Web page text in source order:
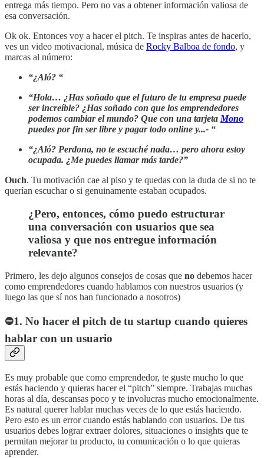
entrega más tiempo. Pero no vas a obtener información valiosa de
esa conversación.
Ok ok. Entonces voy a hacer el pitch. Te inspiras antes de hacerlo,
ves un video motivacional, música de Rocky Balboa de fondo, y
marcas al número:
“¿Aló? “
“Hola… ¿Has soñado que el futuro de tu empresa puede
ser increíble? ¿Has soñado con que los emprendedores
podemos cambiar el mundo? Que con una tarjeta Mono
puedes por fin ser libre y pagar todo online y...- “
“¿Aló? Perdona, no te escuché nada… pero ahora estoy
ocupada. ¿Me puedes llamar más tarde?”
Ouch. Tu motivación cae al piso y te quedas con la duda de si no te
querían escuchar o si genuinamente estaban ocupados.
¿Pero, entonces, cómo puedo estructurar
una conversación con usuarios que sea
valiosa y que nos entregue información
relevante?
Primero, les dejo algunos consejos de cosas que no debemos hacer
como emprendedores cuando hablamos con nuestros usuarios (y
luego las que sí nos han funcionado a nosotros)
⛔1. No hacer el pitch de tu startup cuando quieres
hablar con un usuario
Es muy probable que como emprendedor, te guste mucho lo que
estás haciendo y quieras hacer el “pitch” siempre. Trabajas muchas
horas al día, descansas poco y te involucras mucho emocionalmente.
Es natural querer hablar muchas veces de lo que estás haciendo.
Pero esto es un error cuando estás hablando con usuarios. De tus
usuarios debes lograr extraer dolores, situaciones o insights que te
permitan mejorar tu producto, tu comunicación o lo que quieras
aprender.